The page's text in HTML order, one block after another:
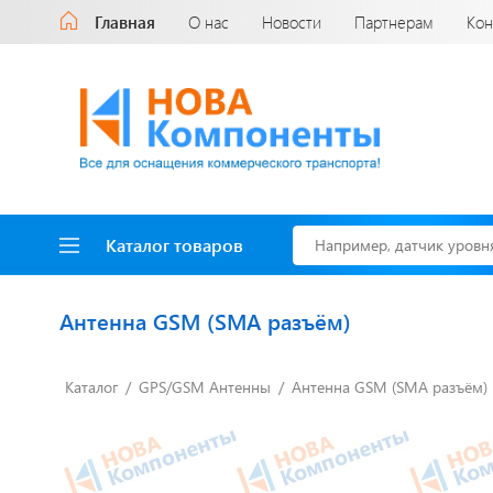
Главная О нас Новости Партнерам
Каталог товаров
Доставка до двери
с нами выгодно
Антенна GSM (SMA разъём)
Каталог GPS/GSM Антенны Антенна GSM (SMA разъём)